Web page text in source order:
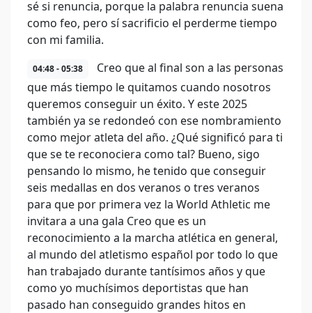
sé si renuncia, porque la palabra renuncia suena
como feo, pero sí sacrificio el perderme tiempo
con mi familia.
04:48 - 05:38
Creo que al final son a las personas
que más tiempo le quitamos cuando nosotros
queremos conseguir un éxito. Y este 2025
también ya se redondeó con ese nombramiento
como mejor atleta del año. ¿Qué significó para ti
que se te reconociera como tal? Bueno, sigo
pensando lo mismo, he tenido que conseguir
seis medallas en dos veranos o tres veranos
para que por primera vez la World Athletic me
invitara a una gala Creo que es un
reconocimiento a la marcha atlética en general,
al mundo del atletismo español por todo lo que
han trabajado durante tantísimos años y que
como yo muchísimos deportistas que han
pasado han conseguido grandes hitos en